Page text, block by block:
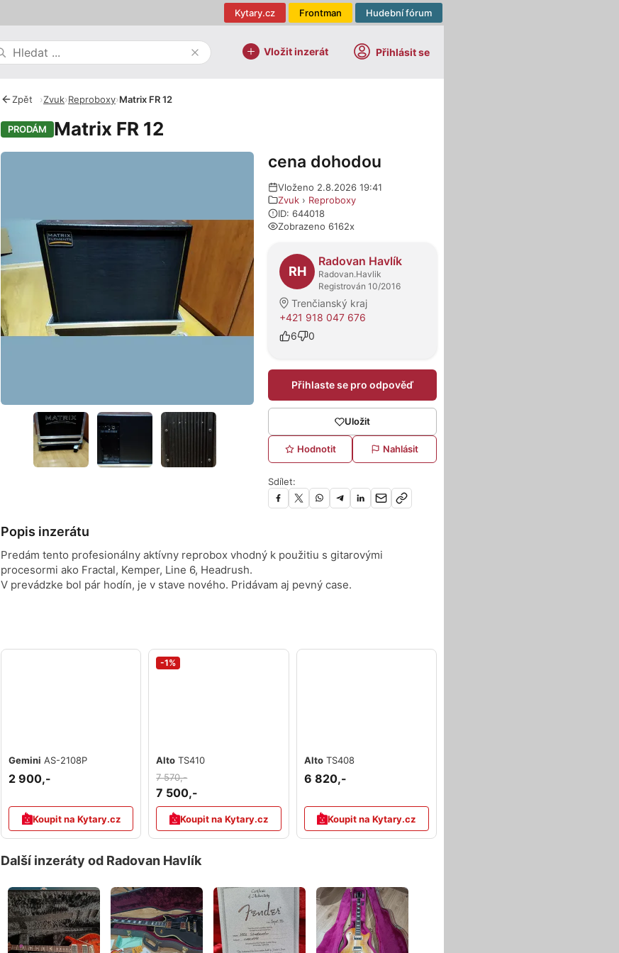
Hudební fórum
Frontman
Kytary.cz
Vložit inzerát Přihlásit se
Zpět ›Zvuk›Reproboxy›Matrix FR 12
PRODÁM Matrix FR 12
Fotografie cena dohodou
Vloženo 2.8.2026 19:41
Zvuk › Reproboxy
ID: 644018
Zobrazeno 6162x
O prodejci
RH
Radovan Havlík
Radovan.Havlik
Registrován 10/2016
Trenčianský kraj
+421 918 047 676
6
0
Přihlaste se pro odpověď
Uložit
Hodnotit Nahlásit
Sdílet:
Popis inzerátu
Predám tento profesionálny aktívny reprobox vhodný k použitiu s gitarovými
procesormi ako Fractal, Kemper, Line 6, Headrush.
V prevádzke bol pár hodín, je v stave nového. Pridávam aj pevný case.
Gemini AS-2108P
2 900,-
Koupit na Kytary.cz
-1%
Alto TS410
7 570,-
7 500,-
Koupit na Kytary.cz
Alto TS408
6 820,-
Koupit na Kytary.cz
Další inzeráty od Radovan Havlík